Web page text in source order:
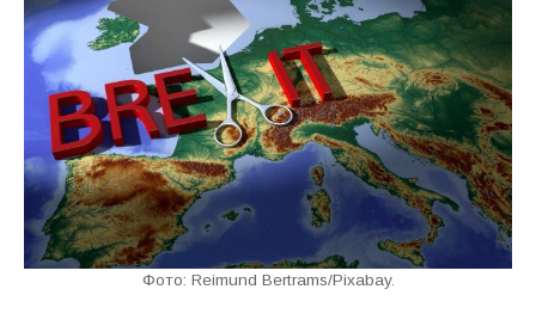
Фото: Reimund Bertrams/Pixabay.